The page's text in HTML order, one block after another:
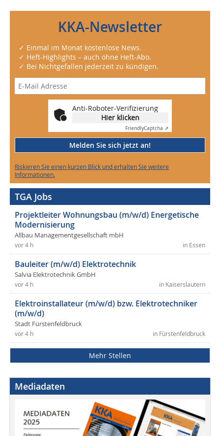
KKA-Newsletter
✓ Einmal im Monat kostenlose News.
✓ Heft-Highlights – auch ohne Heft-Abo.
✓ Bei Nichtgefallen jederzeit zu kündigen.
Anti-Roboter-Verifizierung
Hier klicken
FriendlyCaptcha ⇗
Melden Sie sich jetzt an!
Riskieren Sie einen kurzen Blick und erhalten Sie weitere
Informationen.
TGA Jobs
Projektleiter Wohnungsbau (m/w/d) Energetische
Modernisierung
Allbau Managementgesellschaft mbH
in Essen
vor 4 h
Bauleiter (m/w/d) Elektrotechnik
Salvia Elektrotechnik GmbH
in Kaiserslautern
vor 4 h
Elektroinstallateur (m/w/d) bzw. Elektrotechniker
(m/w/d)
Stadt Fürstenfeldbruck
in Fürstenfeldbruck
vor 4 h
Mehr Stellen
Mediadaten